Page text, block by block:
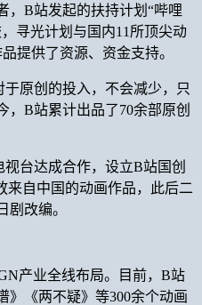
B站发起的扶持计划“哔哩
寻光计划与国内11所顶尖动
提供了资源、资金支持。
原创的投入，不会减少，只
，B站累计出品了70余部原创
台达成合作，设立B站国创
来自中国的动画作品，此后二
剧改编。
产业全线布局。目前，B站
》《两不疑》等300余个动画